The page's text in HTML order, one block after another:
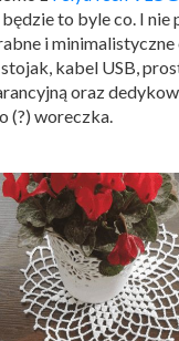
to byle co. I nie
i
kabel USB,
oraz
(?) woreczka.